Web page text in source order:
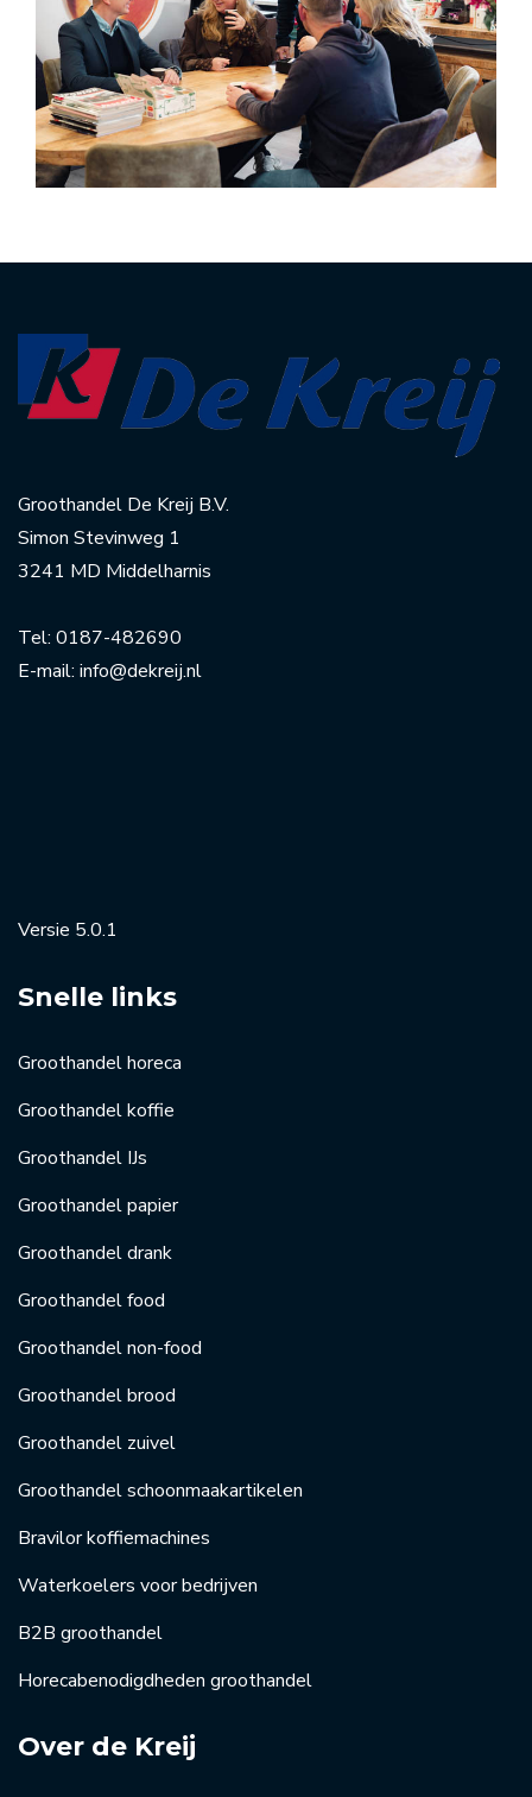
Groothandel De Kreij B.V.
Simon Stevinweg 1
3241 MD Middelharnis
Tel: 0187-482690
E-mail: info@dekreij.nl
Versie 5.0.1
Snelle links
Groothandel horeca
Groothandel koffie
Groothandel IJs
Groothandel papier
Groothandel drank
Groothandel food
Groothandel non-food
Groothandel brood
Groothandel zuivel
Groothandel schoonmaakartikelen
Bravilor koffiemachines
Waterkoelers voor bedrijven
B2B groothandel
Horecabenodigdheden groothandel
Over de Kreij